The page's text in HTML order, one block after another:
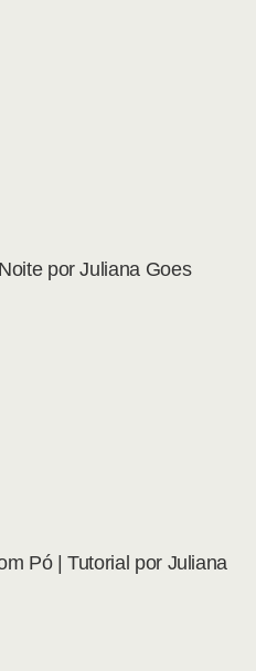
por Juliana Goes
Pó | Tutorial por Juliana